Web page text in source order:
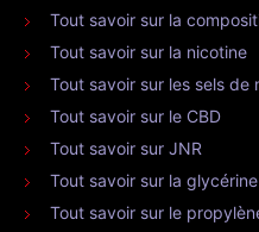
Tout savoir sur la
Tout savoir sur la nicotine
Tout savoir sur les sels de
Tout savoir sur le CBD
Tout savoir sur JNR
Tout savoir sur la
Tout savoir sur le